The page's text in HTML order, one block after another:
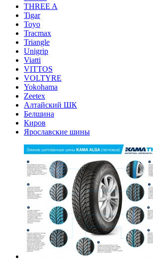
THREE A
Tigar
Toyo
Tracmax
Triangle
Unigrip
Viatti
VITTOS
VOLTYRE
Yokohama
Zeetex
Алтайский ШК
Белшина
Киров
Ярославские шины